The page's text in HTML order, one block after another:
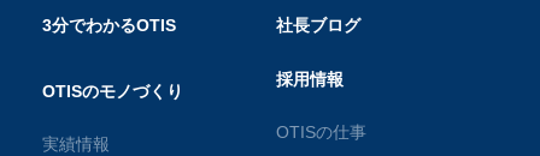
3分でわかるOTIS
OTISのモノづくり
実績情報
社長ブログ
採用情報
OTISの仕事